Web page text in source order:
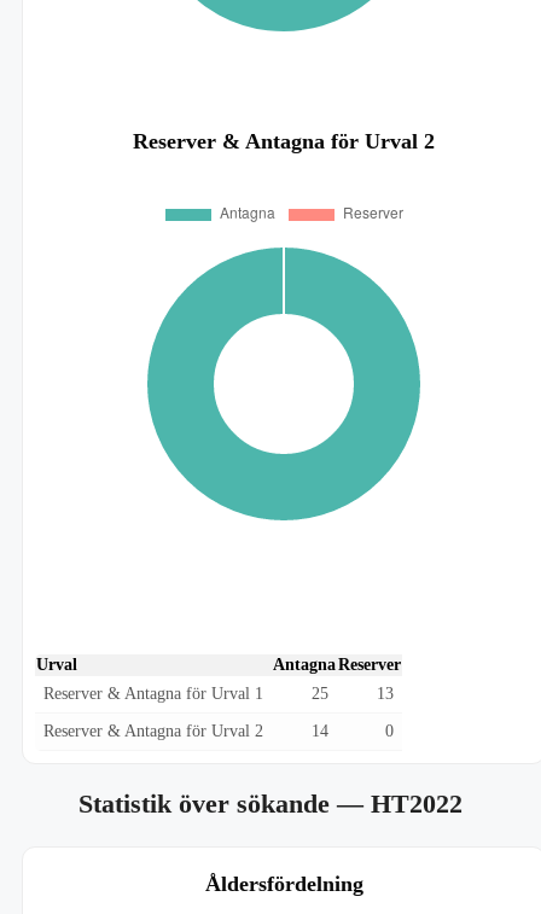
Reserver & Antagna för Urval 2
Urval AntagnaReserver
Reserver & Antagna för Urval 1
25 13
Reserver & Antagna för Urval 2 14 0
Statistik över sökande— HT2022
Åldersfördelning